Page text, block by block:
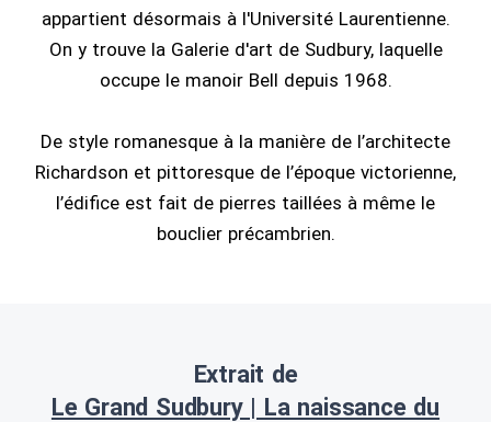
appartient désormais à l'Université Laurentienne.
On y trouve la Galerie d'art de Sudbury, laquelle
occupe le manoir Bell depuis 1968.
De style romanesque à la manière de l’architecte
Richardson et pittoresque de l’époque victorienne,
l’édifice est fait de pierres taillées à même le
bouclier précambrien.
Extrait de
Le Grand Sudbury | La naissance du